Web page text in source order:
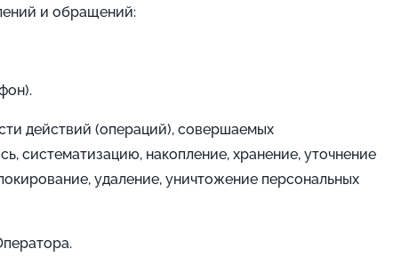
и обращений:
действий (операций), совершаемых
систематизацию, накопление, хранение, уточнение
удаление, уничтожение персональных